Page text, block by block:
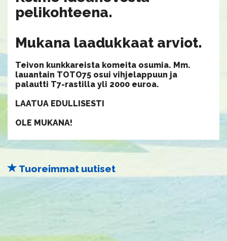
pelikohteena.
Mukana laadukkaat arviot.
Teivon kunkkareista komeita osumia. Mm.
lauantain TOTO75 osui vihjelappuun ja
palautti T7-rastilla yli 2000 euroa.
LAATUA EDULLISESTI
OLE MUKANA!
Tuoreimmat uutiset